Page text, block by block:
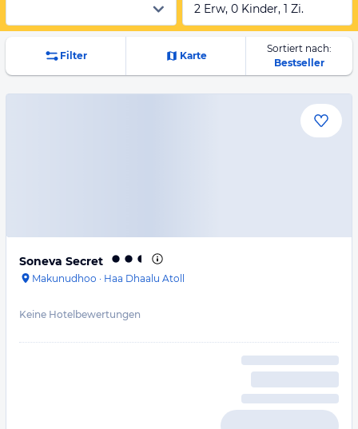
2 Erw, 0 Kinder, 1 Zi.
Filter Karte
Sortiert nach:
Bestseller
Soneva Secret
Makunudhoo · Haa Dhaalu Atoll
Keine Hotelbewertungen